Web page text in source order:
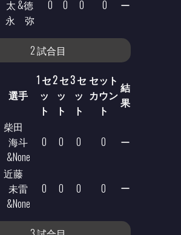
太 &徳
永 弥
0 0 0 0 ー
2 試合目
選手
1 セ
ッ
ト
2 セ
ッ
ト
3 セ
ッ
ト
セット
カウン
ト
結
果
柴田
海斗
&None
0 0 0 0 ー
近藤
未雷
&None
0 0 0 0 ー